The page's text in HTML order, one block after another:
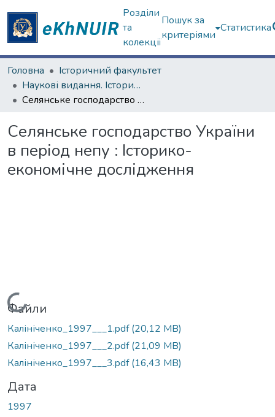
Розділи
та
колекції
Пошук за
критеріями
Статистика
Головна
Історичний факультет
Наукові видання. Історичний факультет
Селянське господарство України в період непу : Історико-економічне дослідження
Селянське господарство України
в період непу : Історико-
економічне дослідження
Вантажиться...
Файли
Калініченко_1997___1.pdf(20,12 MB)
Калініченко_1997___2.pdf(21,09 MB)
Калініченко_1997___3.pdf(16,43 MB)
Дата
1997